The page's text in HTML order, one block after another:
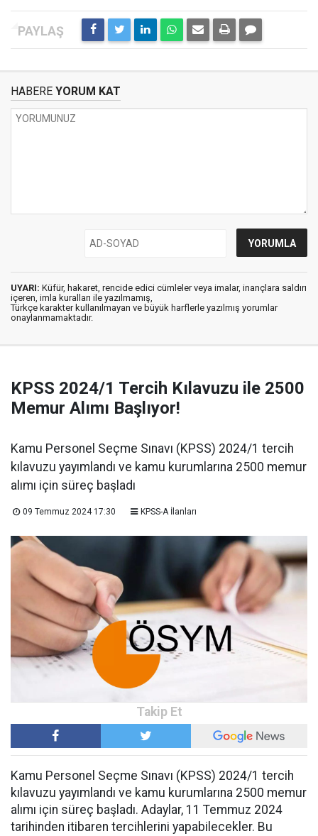
HABERE YORUM KAT
UYARI: Küfür, hakaret, rencide edici cümleler veya imalar, inançlara saldırı
içeren, imla kuralları ile yazılmamış,
Türkçe karakter kullanılmayan ve büyük harflerle yazılmış yorumlar
onaylanmamaktadır.
KPSS 2024/1 Tercih Kılavuzu ile 2500
Memur Alımı Başlıyor!
Kamu Personel Seçme Sınavı (KPSS) 2024/1 tercih
kılavuzu yayımlandı ve kamu kurumlarına 2500 memur
alımı için süreç başladı
09 Temmuz 2024 17:30 KPSS-A İlanları
Kamu Personel Seçme Sınavı (KPSS) 2024/1 tercih
kılavuzu yayımlandı ve kamu kurumlarına 2500 memur
alımı için süreç başladı. Adaylar, 11 Temmuz 2024
tarihinden itibaren tercihlerini yapabilecekler. Bu